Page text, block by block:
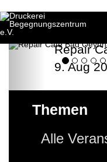
Repair
9. Aug
Themen
Alle